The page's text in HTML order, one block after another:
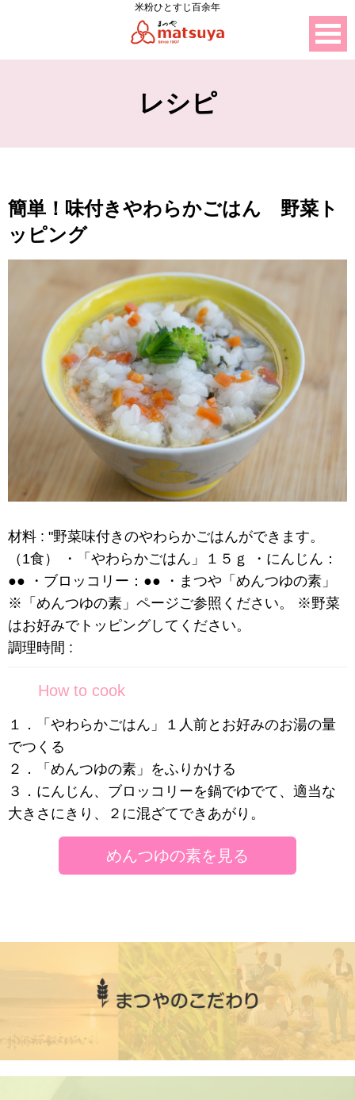
米粉ひとすじ百余年
レシピ
簡単！味付きやわらかごはん 野菜ト
ッピング
材料 : "野菜味付きのやわらかごはんができます。
（1食） ・「やわらかごはん」１５ｇ ・にんじん：
●● ・ブロッコリー：●● ・まつや「めんつゆの素」
※「めんつゆの素」ページご参照ください。 ※野菜
はお好みでトッピングしてください。
調理時間 :
How to cook
１．「やわらかごはん」１人前とお好みのお湯の量
でつくる
２．「めんつゆの素」をふりかける
３．にんじん、ブロッコリーを鍋でゆでて、適当な
大きさにきり、２に混ざてできあがり。
めんつゆの素を見る